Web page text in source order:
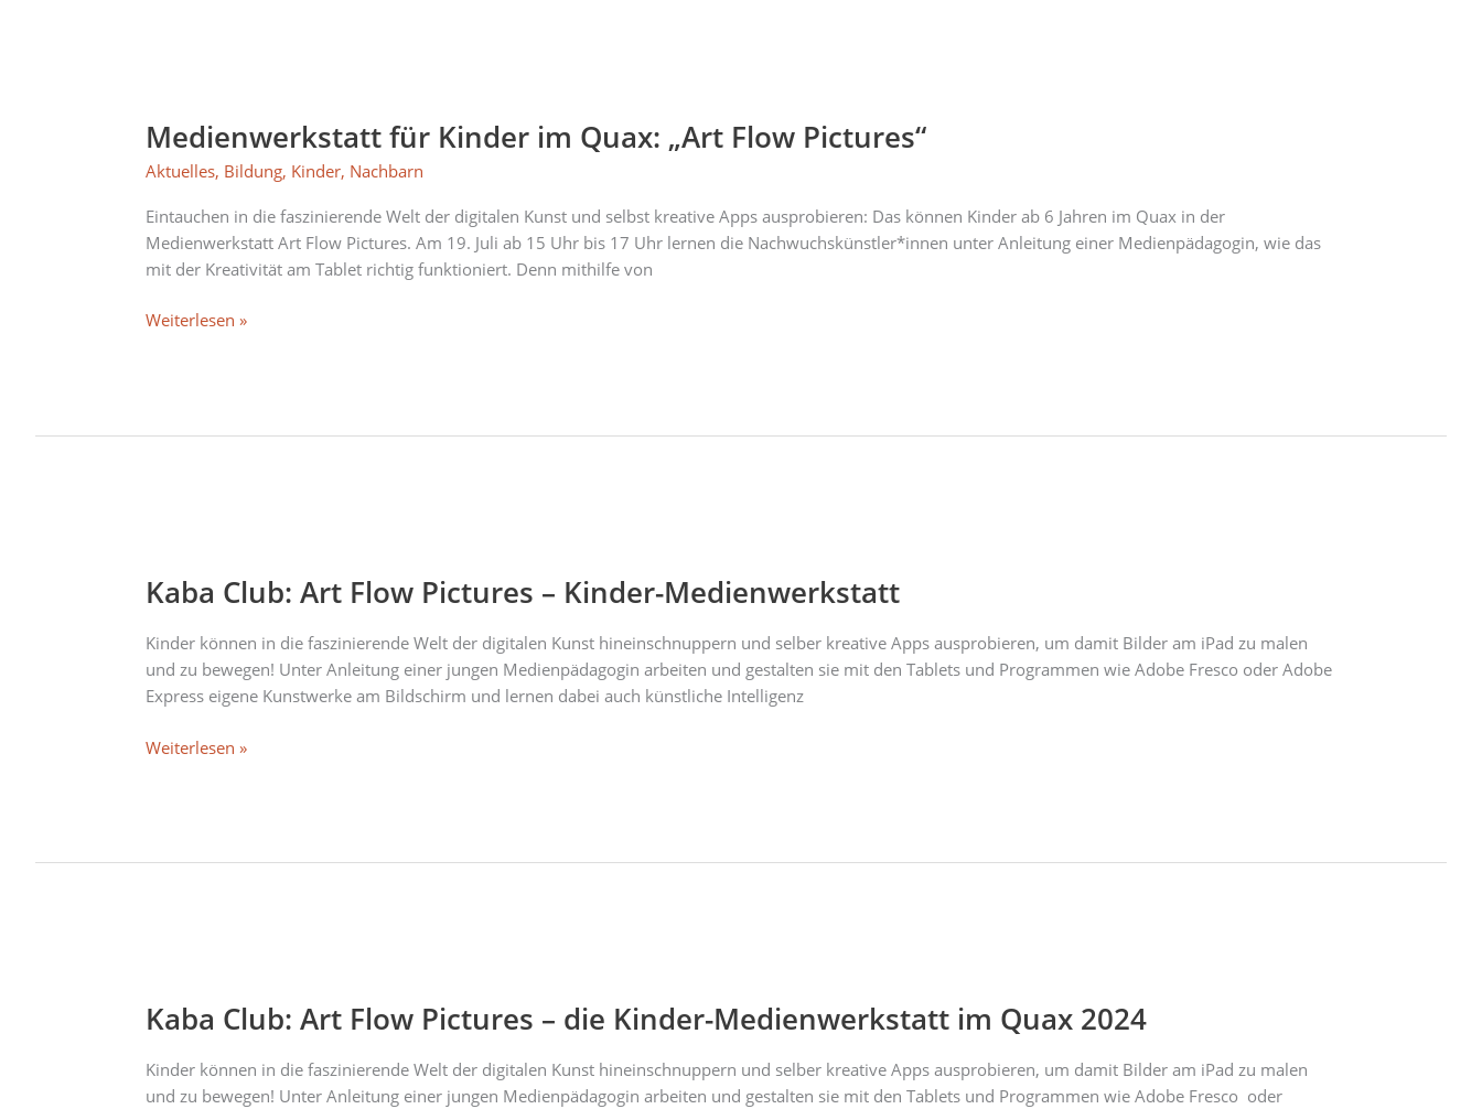
Medienwerkstatt für Kinder im Quax: „Art Flow Pictures“
Aktuelles, Bildung, Kinder, Nachbarn
Eintauchen in die faszinierende Welt der digitalen Kunst und selbst kreative Apps ausprobieren: Das können Kinder ab 6 Jahren im Quax in der
Medienwerkstatt Art Flow Pictures. Am 19. Juli ab 15 Uhr bis 17 Uhr lernen die Nachwuchskünstler*innen unter Anleitung einer Medienpädagogin, wie das
mit der Kreativität am Tablet richtig funktioniert. Denn mithilfe von
Kinder
im
„Art
Flow
Pictures“
Weiterlesen »
Kaba Club: Art Flow Pictures – Kinder-Medienwerkstatt
Kinder können in die faszinierende Welt der digitalen Kunst hineinschnuppern und selber kreative Apps ausprobieren, um damit Bilder am iPad zu malen
und zu bewegen! Unter Anleitung einer jungen Medienpädagogin arbeiten und gestalten sie mit den Tablets und Programmen wie Adobe Fresco oder Adobe
Express eigene Kunstwerke am Bildschirm und lernen dabei auch künstliche Intelligenz
Art
Pictures
–
Kinder-
Weiterlesen »
Kaba Club: Art Flow Pictures – die Kinder-Medienwerkstatt im Quax 2024
Kinder können in die faszinierende Welt der digitalen Kunst hineinschnuppern und selber kreative Apps ausprobieren, um damit Bilder am iPad zu malen
und zu bewegen! Unter Anleitung einer jungen Medienpädagogin arbeiten und gestalten sie mit den Tablets und Programmen wie Adobe Fresco oder
Art
Pictures
–